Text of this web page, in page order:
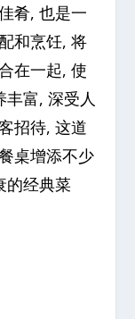
肴, 也是一
和烹饪, 将
在一起, 使
富, 深受人
招待, 这道
桌增添不少
的经典菜